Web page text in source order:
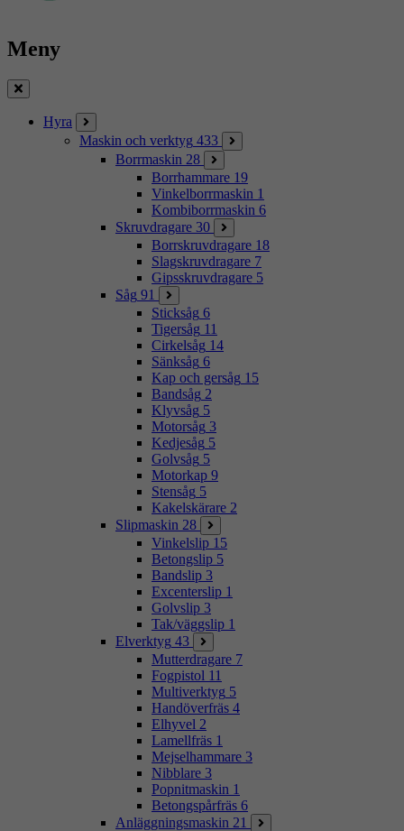
Meny
Stäng
Hyra
Maskin och verktyg 433
Borrmaskin 28
Borrhammare 19
Vinkelborrmaskin 1
Kombiborrmaskin 6
Skruvdragare 30
Borrskruvdragare 18
Slagskruvdragare 7
Gipsskruvdragare 5
Såg 91
Sticksåg 6
Tigersåg 11
Cirkelsåg 14
Sänksåg 6
Kap och gersåg 15
Bandsåg 2
Klyvsåg 5
Motorsåg 3
Kedjesåg 5
Golvsåg 5
Motorkap 9
Stensåg 5
Kakelskärare 2
Slipmaskin 28
Vinkelslip 15
Betongslip 5
Bandslip 3
Excenterslip 1
Golvslip 3
Tak/väggslip 1
Elverktyg 43
Mutterdragare 7
Fogpistol 11
Multiverktyg 5
Handöverfräs 4
Elhyvel 2
Lamellfräs 1
Mejselhammare 3
Nibblare 3
Popnitmaskin 1
Betongspårfräs 6
Anläggningsmaskin 21